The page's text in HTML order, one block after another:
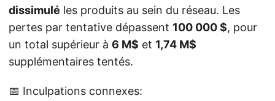
dissimulé les produits au sein du réseau. Les
pertes par tentative dépassent 100 000 $, pour
un total supérieur à 6 M$ et 1,74 M$
supplémentaires tentés.
📅 Inculpations connexes: